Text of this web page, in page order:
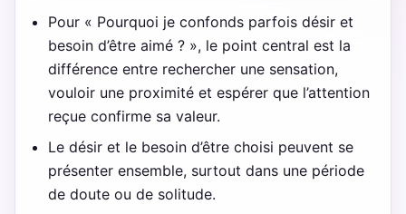
Pour « Pourquoi je confonds parfois désir et
besoin d’être aimé ? », le point central est la
différence entre rechercher une sensation,
vouloir une proximité et espérer que l’attention
reçue confirme sa valeur.
Le désir et le besoin d’être choisi peuvent se
présenter ensemble, surtout dans une période
de doute ou de solitude.